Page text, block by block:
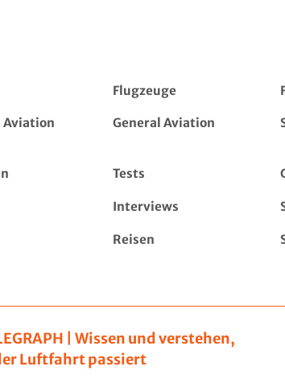
Flugzeuge
Aviation General Aviation
Tests
Interviews
Reisen
| Wissen und verstehen,
Luftfahrt passiert